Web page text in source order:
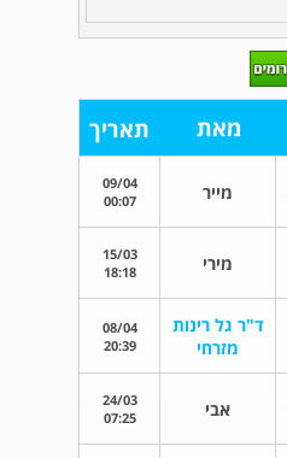
מאת תאריך
מייר
09/04
00:07
מירי
15/03
18:18
ד"ר גל רינות
מזרחי
08/04
20:39
אבי
24/03
07:25